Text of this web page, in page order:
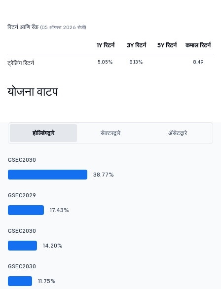
रिटर्न आणि रँक (05 ऑगस्ट 2026 रोजी)
1Y रिटर्न 3Y रिटर्न 5Y रिटर्न कमाल रिटर्न
ट्रेलिंग रिटर्न 5.05% 8.13% 8.49
योजना वाटप
होल्डिंगद्वारे सेक्टरद्वारे ॲसेटद्वारे
GSEC2030
38.77%
GSEC2029
17.43%
GSEC2030
14.20%
GSEC2030
11.75%